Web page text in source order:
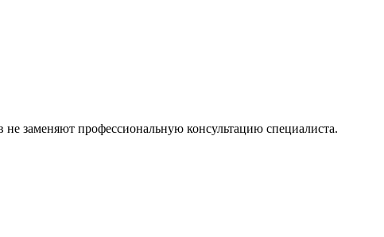
заменяют профессиональную консультацию специалиста.